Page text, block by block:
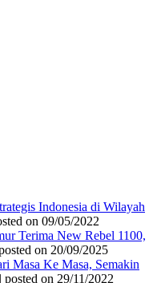
Indonesia di Wilayah
on 09/05/2022
Terima New Rebel 1100,
on 20/09/2025
Masa Ke Masa, Semakin
| posted on 29/11/2022